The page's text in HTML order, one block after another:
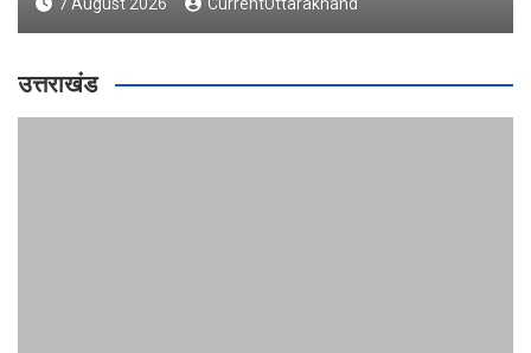
उत्तराखंड